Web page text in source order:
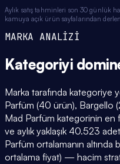
Aylık satış tahminleri son 30 günlük
kamuya açık ürün sayfalarından
MARKA ANALİZİ
Kategoriyi
Marka tarafında kategoriye
Parfüm (40 ürün), Bargello
Mad Parfüm kategorinin en
ve aylık yaklaşık 40.523
Parfüm ortalamanın altında
ortalama fiyat) — hacim